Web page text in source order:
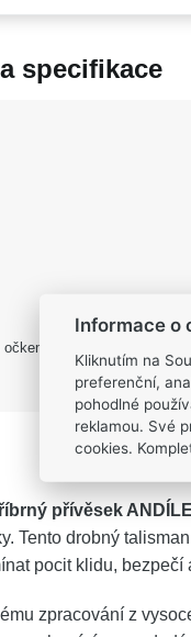
specifikace
přívěsek
Tento drobný
pocit klidu, bezpečí
zpracování z
Informace o
Kliknutím na
preferenční,
pohodlné
reklamou. Své
cookies.